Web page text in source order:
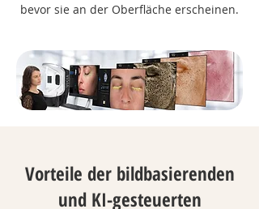
bevor sie an der Oberfläche erscheinen.
Vorteile der bildbasierenden
und KI-gesteuerten